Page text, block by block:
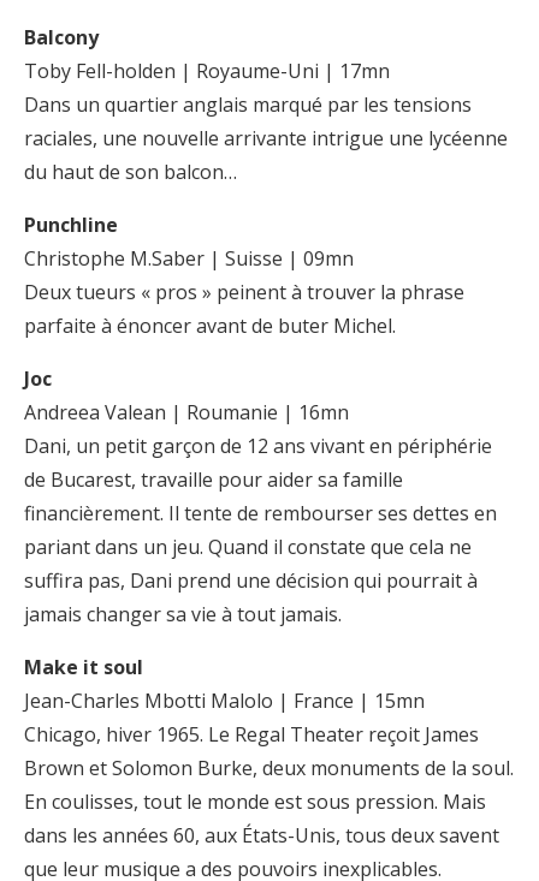
Balcony
Toby Fell-holden | Royaume-Uni | 17mn
Dans un quartier anglais marqué par les tensions
raciales, une nouvelle arrivante intrigue une lycéenne
du haut de son balcon…
Punchline
Christophe M.Saber | Suisse | 09mn
Deux tueurs « pros » peinent à trouver la phrase
parfaite à énoncer avant de buter Michel.
Joc
Andreea Valean | Roumanie | 16mn
Dani, un petit garçon de 12 ans vivant en périphérie
de Bucarest, travaille pour aider sa famille
financièrement. Il tente de rembourser ses dettes en
pariant dans un jeu. Quand il constate que cela ne
suffira pas, Dani prend une décision qui pourrait à
jamais changer sa vie à tout jamais.
Make it soul
Jean-Charles Mbotti Malolo | France | 15mn
Chicago, hiver 1965. Le Regal Theater reçoit James
Brown et Solomon Burke, deux monuments de la soul.
En coulisses, tout le monde est sous pression. Mais
dans les années 60, aux États-Unis, tous deux savent
que leur musique a des pouvoirs inexplicables.